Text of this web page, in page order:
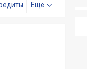
Еще